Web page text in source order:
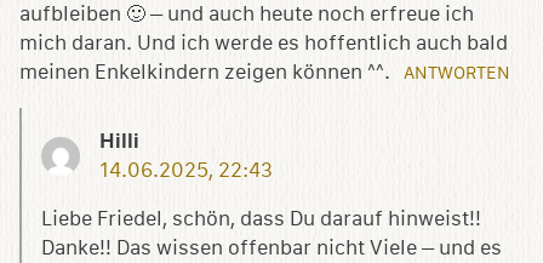
aufbleiben 🙂 – und auch heute noch erfreue ich
mich daran. Und ich werde es hoffentlich auch bald
meinen Enkelkindern zeigen können ^^.
ANTWORTEN
Hilli
14.06.2025, 22:43
Liebe Friedel, schön, dass Du darauf hinweist!!
Danke!! Das wissen offenbar nicht Viele – und es